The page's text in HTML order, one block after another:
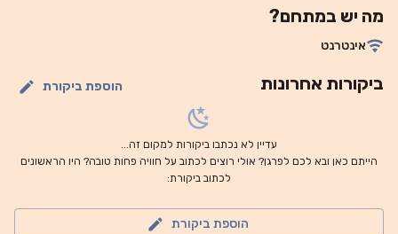
מה יש במתחם?
אינטרנט
ביקורות אחרונות הוספת ביקורת
עדיין לא נכתבו ביקורות למקום זה...
הייתם כאן ובא לכם לפרגן? אולי רוצים לכתוב על חוויה פחות טובה? היו הראשונים
לכתוב ביקורת:
הוספת ביקורת